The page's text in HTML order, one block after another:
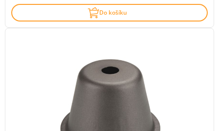
Do košíku